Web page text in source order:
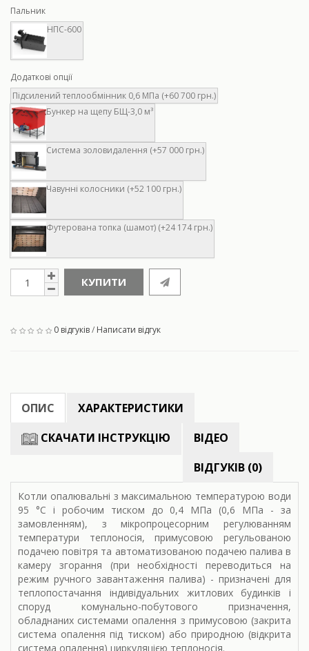
Пальник
НПС-600
Додаткові опції
Підсилений теплообмінник 0,6 МПа (+60 700 грн.)
Бункер на щепу БЩ-3,0 м³
Система золовидалення (+57 000 грн.)
Чавунні колосники (+52 100 грн.)
Футерована топка (шамот) (+24 174 грн.)
КУПИТИ
0 відгуків/ Написати відгук
ОПИС
ХАРАКТЕРИСТИКИ
СКАЧАТИ ІНСТРУКЦІЮ
ВІДЕО
ВІДГУКІВ (0)
Котли опалювальні з максимальною температурою води
95 °С і робочим тиском до 0,4 МПа (0,6 МПа - за
замовленням), з мікропроцесорним регулюванням
температури теплоносія, примусовою регульованою
подачею повітря та автоматизованою подачею палива в
камеру згорання (при необхідності переводиться на
режим ручного завантаження палива) - призначені для
теплопостачання індивідуальних житлових будинків і
споруд комунально-побутового призначення,
обладнаних системами опалення з примусовою (закрита
система опалення під тиском) або природною (відкрита
система опалення) циркуляцією теплоносія.